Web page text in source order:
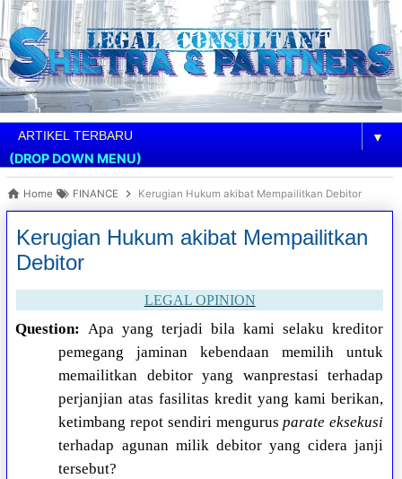
▼
(DROP DOWN MENU)
Home FINANCE Kerugian Hukum akibat Mempailitkan Debitor
Kerugian Hukum akibat Mempailitkan
Debitor
LEGAL OPINION
Question: Apa yang terjadi bila kami selaku kreditor
pemegang jaminan kebendaan memilih untuk
memailitkan debitor yang wanprestasi terhadap
perjanjian atas fasilitas kredit yang kami berikan,
ketimbang repot sendiri mengurusparate eksekusi
terhadap agunan milik debitor yang cidera janji
tersebut?